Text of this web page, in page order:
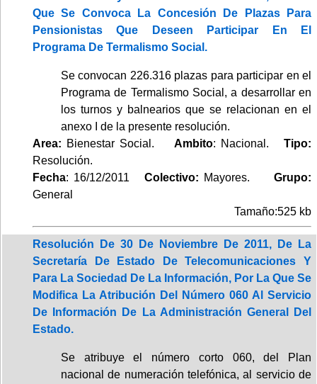
Que Se Convoca La Concesión De Plazas Para
Pensionistas Que Deseen Participar En El
Programa De Termalismo Social.
Se convocan 226.316 plazas para participar en el
Programa de Termalismo Social, a desarrollar en
los turnos y balnearios que se relacionan en el
anexo I de la presente resolución.
Area: Bienestar Social. Ambito: Nacional. Tipo:
Resolución.
Fecha: 16/12/2011 Colectivo: Mayores.
Grupo:
General
Tamaño:525 kb
Resolución De 30 De Noviembre De 2011, De La
Secretaría De Estado De Telecomunicaciones Y
Para La Sociedad De La Información, Por La Que Se
Modifica La Atribución Del Número 060 Al Servicio
De Información De La Administración General Del
Estado.
Se atribuye el número corto 060, del Plan
nacional de numeración telefónica, al servicio de